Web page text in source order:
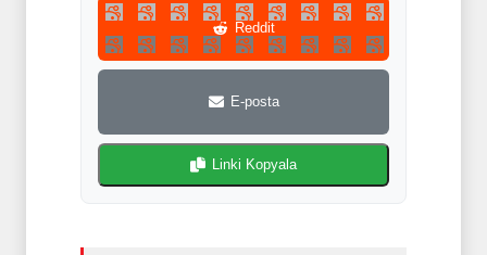
Reddit
E-posta
Linki Kopyala